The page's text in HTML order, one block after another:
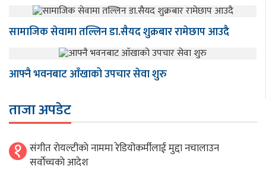
सामाजिक सेवामा तल्लिन डा.सैयद शुक्रबार रामेछाप आउदै
आफ्नै भवनबाट आँखाको उपचार सेवा शुरु
ताजा अपडेट
१ संगीत राेयल्टीकाे नाममा रेडियोकर्मीलाई मुद्दा नचालाउन
सर्वाेच्चकाे आदेश